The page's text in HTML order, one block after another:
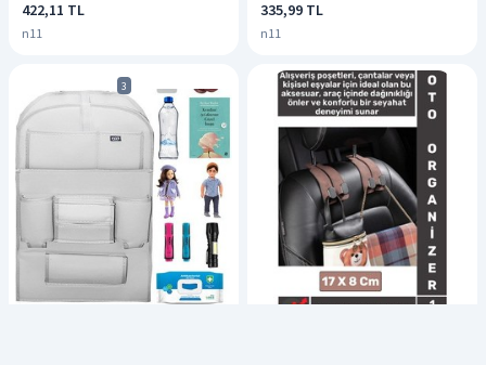
422,11 TL
n11
335,99 TL
n11
3